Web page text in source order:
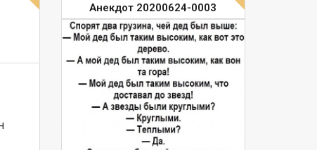
Анекдот 20200624-0003